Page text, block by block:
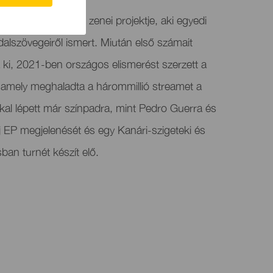
Miriam Pérez zenei projektje, aki egyedi
ismert. Miután első számait
2021-ben országos elismerést szerzett a
meghaladta a hárommillió streamet a
lépett már színpadra, mint Pedro Guerra és
megjelenését és egy Kanári-szigeteki és
turnét készít elő.